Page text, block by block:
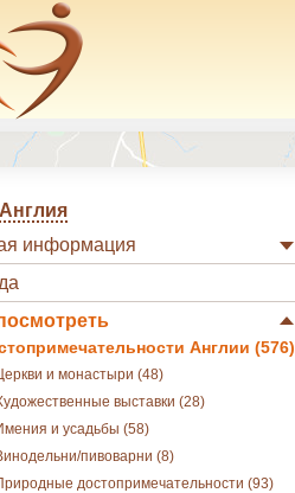
Англия
информация
Англии (576)
Церкви и монастыри (48)
выставки (28)
и усадьбы (58)
пивоварни (8)
достопримечательности (93)